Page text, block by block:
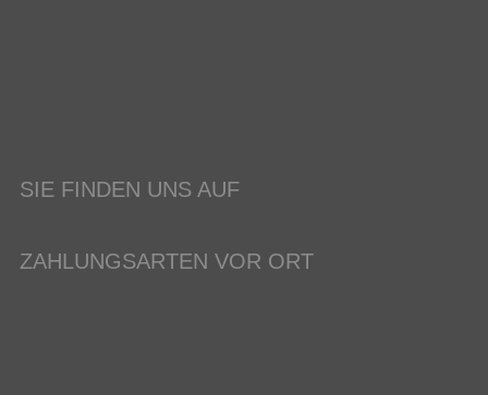
SIE FINDEN UNS AUF
ZAHLUNGSARTEN VOR ORT